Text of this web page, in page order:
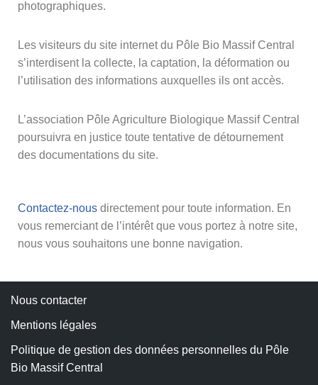
photographiques.
Les visiteurs du site internet du Pôle Bio Massif Central
s’interdisent la collecte, la captation, la déformation ou
l’utilisation des informations auxquelles ils ont accès.
L’association Pôle Agriculture Biologique Massif Central
poursuivra en justice toute tentative de détournement
des documentations du site.
Contactez-nous directement pour toute information. En
vous remerciant de l’intérêt que vous portez à notre site,
nous vous souhaitons une bonne navigation.
Nous contacter
Mentions légales
Politique de gestion des données personnelles du Pôle
Bio Massif Central